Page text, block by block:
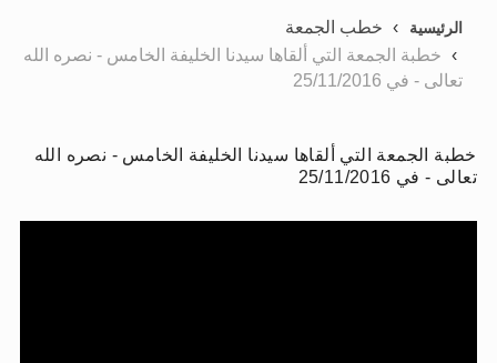
تعميم هامّ لأفراد الجماعة >> المزيد
اقرأ هذا الكتاب وتعرّف على حقيقة
الرئيسية
خطب الجمعة
خطبة الجمعة التي ألقاها سيدنا الخليفة الخامس - نصره الله
تعالى - في 25/11/2016
خطبة الجمعة التي ألقاها سيدنا الخليفة الخامس - نصره الله
تعالى - في 25/11/2016